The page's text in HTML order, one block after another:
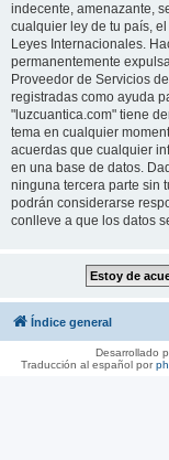
indecente, amenazante,
cualquier ley de tu país,
Leyes Internacionales.
permanentemente
Proveedor de Servicios
registradas como ayuda
"luzcuantica.com" tiene
tema en cualquier
acuerdas que cualquier
en una base de datos.
ninguna tercera parte sin
podrán considerarse
conlleve a que los datos
Índice general
Desarrollado
Traducción al español por